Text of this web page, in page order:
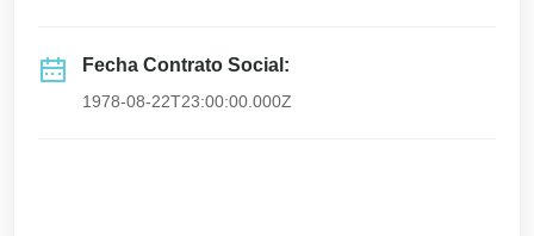
Fecha Contrato Social:
1978-08-22T23:00:00.000Z